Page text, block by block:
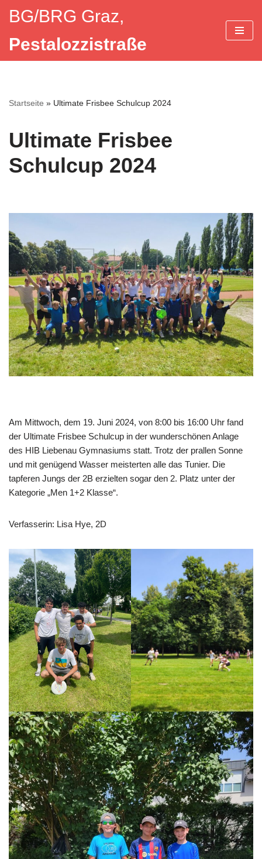
Inhalt
springen
BG/BRG Graz,
Pestalozzistraße
Startseite » Ultimate Frisbee Schulcup 2024
Ultimate Frisbee
Schulcup 2024
Am Mittwoch, dem 19. Juni 2024, von 8:00 bis 16:00 Uhr fand
der Ultimate Frisbee Schulcup in der wunderschönen Anlage
des HIB Liebenau Gymnasiums statt. Trotz der prallen Sonne
und mit genügend Wasser meisterten alle das Tunier. Die
tapferen Jungs der 2B erzielten sogar den 2. Platz unter der
Kategorie „Men 1+2 Klasse“.
Verfasserin: Lisa Hye, 2D